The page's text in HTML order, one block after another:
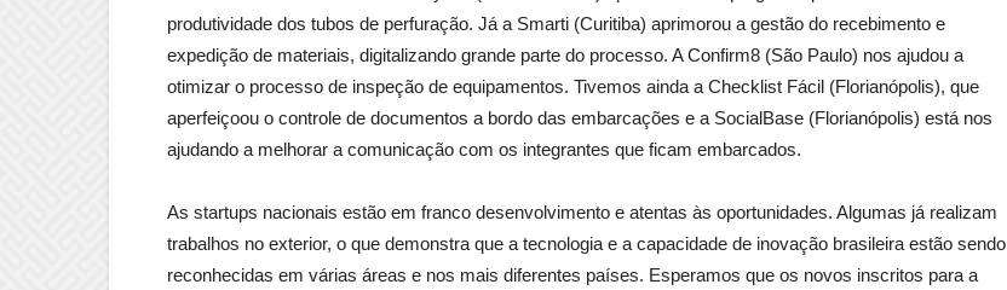
produtividade dos tubos de perfuração. Já a Smarti (Curitiba) aprimorou a gestão do recebimento e
expedição de materiais, digitalizando grande parte do processo. A Confirm8 (São Paulo) nos ajudou a
otimizar o processo de inspeção de equipamentos. Tivemos ainda a Checklist Fácil (Florianópolis), que
aperfeiçoou o controle de documentos a bordo das embarcações e a SocialBase (Florianópolis) está nos
ajudando a melhorar a comunicação com os integrantes que ficam embarcados.
As startups nacionais estão em franco desenvolvimento e atentas às oportunidades. Algumas já realizam
trabalhos no exterior, o que demonstra que a tecnologia e a capacidade de inovação brasileira estão sendo
reconhecidas em várias áreas e nos mais diferentes países. Esperamos que os novos inscritos para a